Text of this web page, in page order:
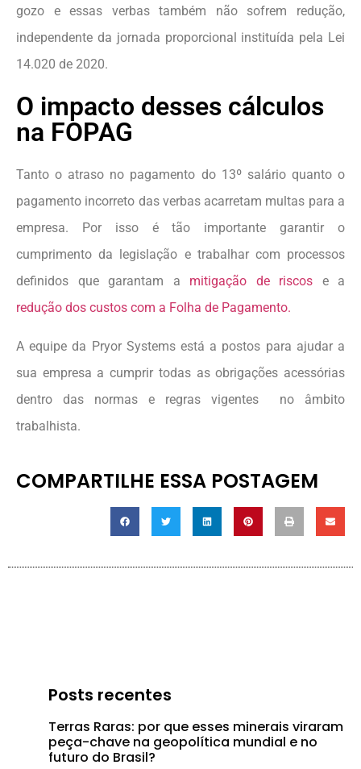
gozo e essas verbas também não sofrem redução,
independente da jornada proporcional instituída pela Lei
14.020 de 2020.
O impacto desses cálculos
na FOPAG
Tanto o atraso no pagamento do 13º salário quanto o
pagamento incorreto das verbas acarretam multas para a
empresa. Por isso é tão importante garantir o
cumprimento da legislação e trabalhar com processos
definidos que garantam a mitigação de riscos e a
redução dos custos com a Folha de Pagamento.
A equipe da Pryor Systems está a postos para ajudar a
sua empresa a cumprir todas as obrigações acessórias
dentro das normas e regras vigentes no âmbito
trabalhista.
COMPARTILHE ESSA POSTAGEM
Posts recentes
Terras Raras: por que esses minerais viraram
peça-chave na geopolítica mundial e no
futuro do Brasil?